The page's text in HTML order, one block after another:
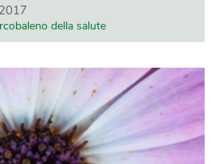
della salute